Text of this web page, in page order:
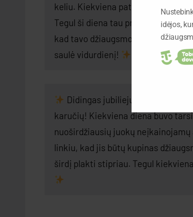
keliu. Kiekviena patirtis, kaip
Tegul ši diena tau primena, kad
kad tavo džiaugsmo spinduliai
saulė vidurdienį!
Didingas jubiliejus – tai
karučių! Kiekviena diena buvo
nuoširdžiausių juokų
linkiu, kad jis būtų kupinas
širdį plakti stipriau. Tegul
idėjos,